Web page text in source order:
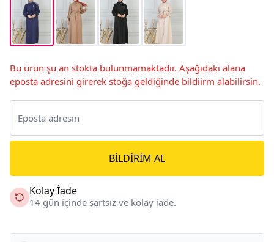
Bu ürün şu an stokta bulunmamaktadır. Aşağıdaki alana
eposta adresini girerek stoğa geldiğinde bildiirm alabilirsin.
BILDIRIM AL
Kolay İade
14 gün içinde şartsız ve kolay iade.